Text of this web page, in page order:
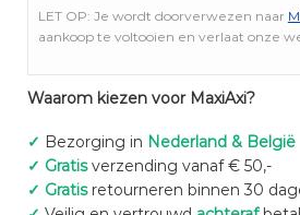
LET OP: Je wordt doorverwezen naar
aankoop te voltooien en verlaat onze
Waarom kiezen voor MaxiAxi?
✓ Bezorging in Nederland & België
✓ Gratisverzending vanaf € 50,-
✓ Gratisretourneren binnen 30